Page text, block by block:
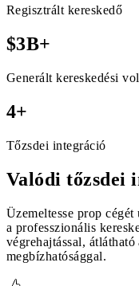
Regisztrált kereskedő
$3B+
Generált kereskedési
4+
Tőzsdei integráció
Valódi tőzsdei
Üzemeltesse prop
a professzionális
végrehajtással,
megbízhatósággal.